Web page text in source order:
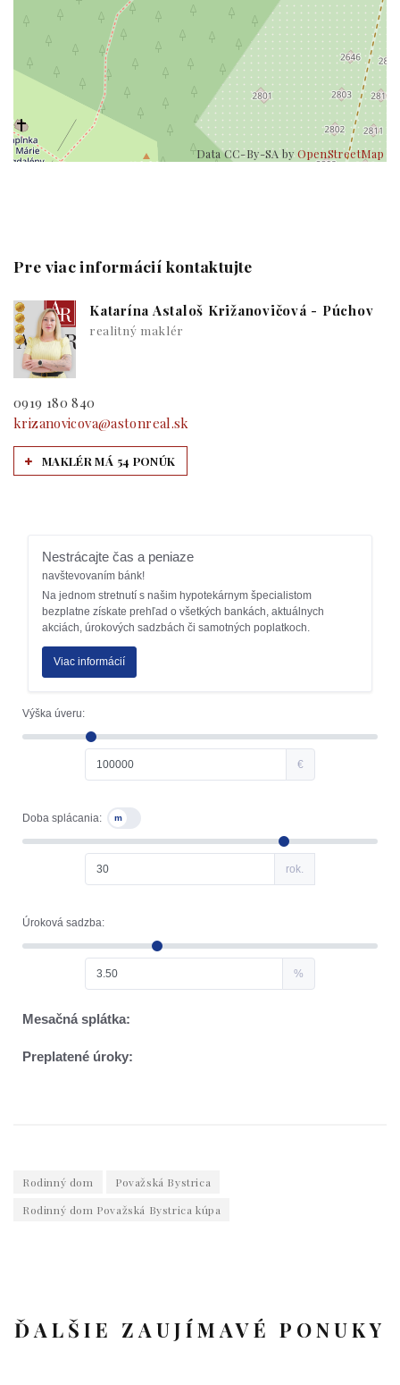
Data CC-By-SA byOpenStreetMap
Pre viac informácií kontaktujte
Katarína Astaloš Križanovičová - Púchov
realitný maklér
0919 180 840
krizanovicova@astonreal.sk
MAKLÉR MÁ 54 PONÚK
Rodinný dom
Považská Bystrica
Rodinný dom Považská Bystrica kúpa
ĎALŠIE ZAUJÍMAVÉ PONUKY